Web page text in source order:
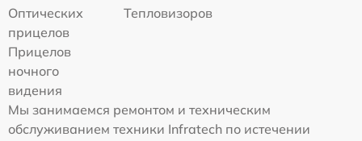
Оптических
прицелов
Тепловизоров
Прицелов
ночного
видения
Мы занимаемся ремонтом и техническим
обслуживанием техники Infratech по истечении